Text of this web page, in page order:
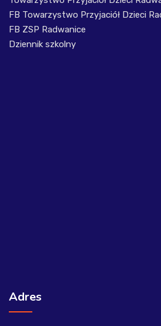
FB Towarzystwo Przyjaciół Dzieci
FB ZSP Radwanice
Dziennik szkolny
Adres